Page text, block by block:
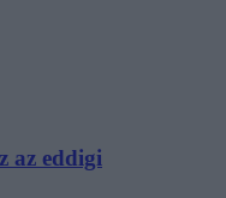
az eddigi